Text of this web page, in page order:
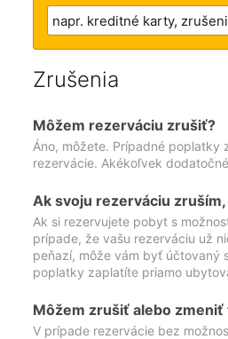
Zrušenia
Môžem rezerváciu zrušiť?
Áno, môžete. Prípadné poplatky
rezervácie. Akékoľvek
Ak svoju rezerváciu
Ak si rezervujete pobyt s
prípade, že vašu rezerváciu už
peňazí, môže vám byť účtovaný
poplatky zaplatíte priamo
Môžem zrušiť alebo
V prípade rezervácie bez